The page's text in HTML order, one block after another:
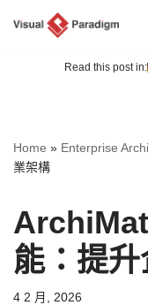
Read this post in:
Home » Enterprise
業架構
能：提
4 2 月, 2026